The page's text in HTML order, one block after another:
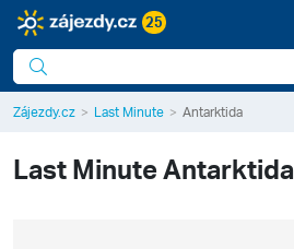
25
Zájezdy.cz Last Minute Antarktida
Last MinuteAntarktida